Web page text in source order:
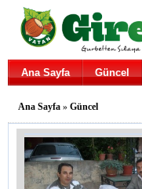
Ana Sayfa Güncel
Ana Sayfa » Güncel